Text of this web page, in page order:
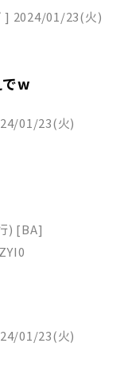
] 2024/01/23(火)
w
01/23(火)
) [BA]
01/23(火)